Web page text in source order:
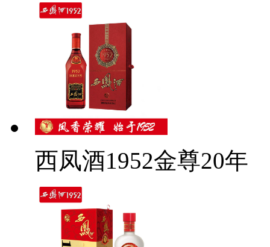
西凤酒1952金尊20年